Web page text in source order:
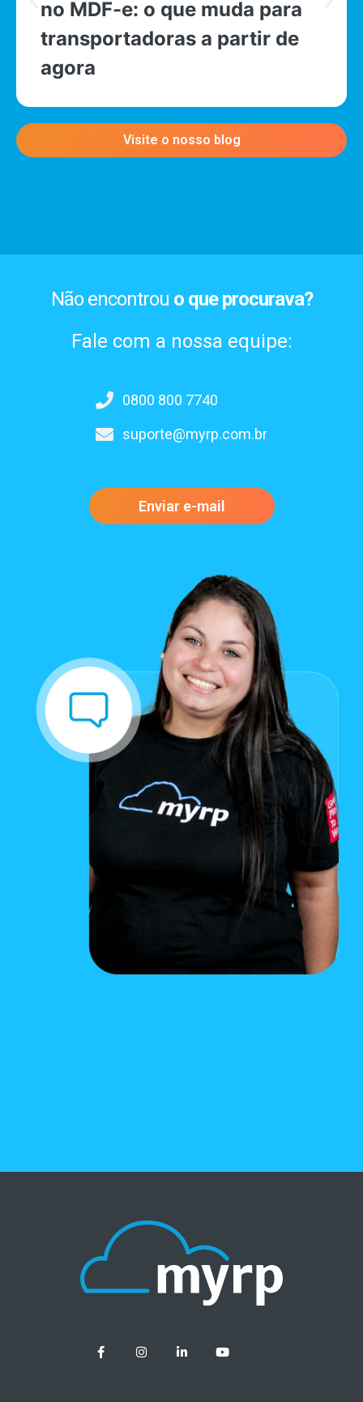
no MDF-e: o que muda para
transportadoras a partir de
agora
Visite o nosso blog
Não encontrou o que procurava?
Fale com a nossa equipe:
0800 800 7740
suporte@myrp.com.br
Enviar e-mail